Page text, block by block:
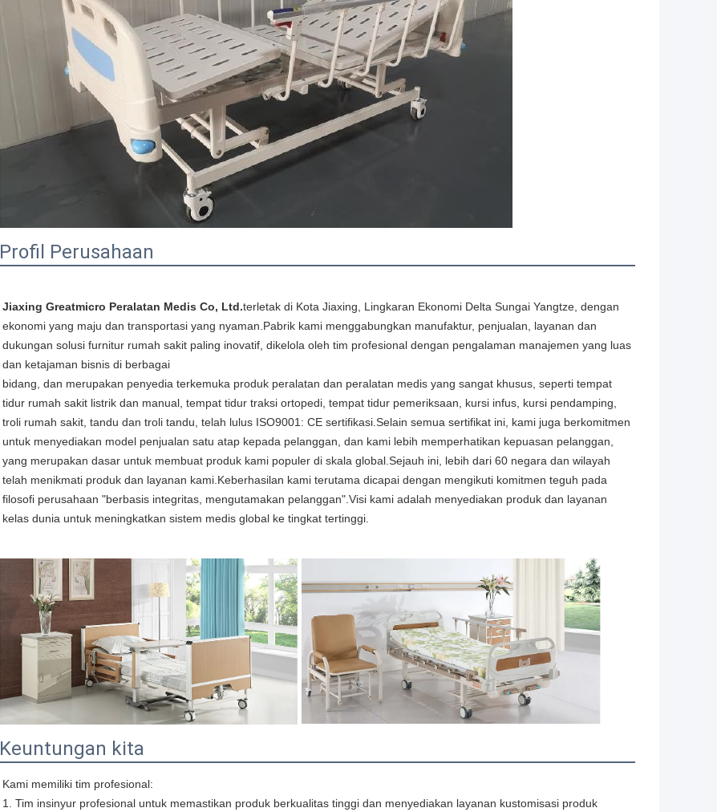
Profil Perusahaan
Jiaxing Greatmicro Peralatan Medis Co, Ltd.terletak di Kota Jiaxing, Lingkaran Ekonomi Delta Sungai Yangtze, dengan
ekonomi yang maju dan transportasi yang nyaman.Pabrik kami menggabungkan manufaktur, penjualan, layanan dan
dukungan solusi furnitur rumah sakit paling inovatif, dikelola oleh tim profesional dengan pengalaman manajemen yang luas
dan ketajaman bisnis di berbagai
bidang, dan merupakan penyedia terkemuka produk peralatan dan peralatan medis yang sangat khusus, seperti tempat
tidur rumah sakit listrik dan manual, tempat tidur traksi ortopedi, tempat tidur pemeriksaan, kursi infus, kursi pendamping,
troli rumah sakit, tandu dan troli tandu, telah lulus ISO9001: CE sertifikasi.Selain semua sertifikat ini, kami juga berkomitmen
untuk menyediakan model penjualan satu atap kepada pelanggan, dan kami lebih memperhatikan kepuasan pelanggan,
yang merupakan dasar untuk membuat produk kami populer di skala global.Sejauh ini, lebih dari 60 negara dan wilayah
telah menikmati produk dan layanan kami.Keberhasilan kami terutama dicapai dengan mengikuti komitmen teguh pada
filosofi perusahaan "berbasis integritas, mengutamakan pelanggan".Visi kami adalah menyediakan produk dan layanan
kelas dunia untuk meningkatkan sistem medis global ke tingkat tertinggi.
Keuntungan kita
Kami memiliki tim profesional:
1. Tim insinyur profesional untuk memastikan produk berkualitas tinggi dan menyediakan layanan kustomisasi produk